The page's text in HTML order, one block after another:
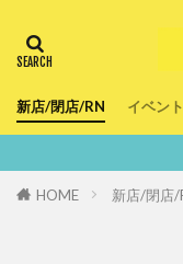
新店/閉店/RN イベント
HOME 新店/閉店/